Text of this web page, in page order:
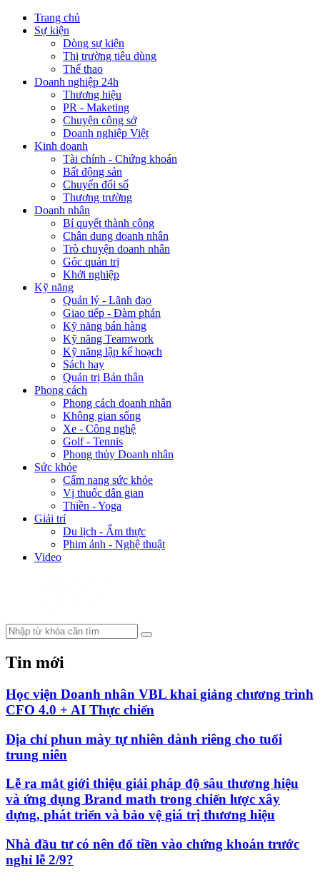
Trang chủ
Sự kiện
Dòng sự kiện
Thị trường tiêu dùng
Thể thao
Doanh nghiệp 24h
Thương hiệu
PR - Maketing
Chuyện công sở
Doanh nghiệp Việt
Kinh doanh
Tài chính - Chứng khoán
Bất động sản
Chuyển đổi số
Thương trường
Doanh nhân
Bí quyết thành công
Chân dung doanh nhân
Trò chuyện doanh nhân
Góc quản trị
Khởi nghiệp
Kỹ năng
Quản lý - Lãnh đạo
Giao tiếp - Đàm phán
Kỹ năng bán hàng
Kỹ năng Teamwork
Kỹ năng lập kế hoạch
Sách hay
Quản trị Bản thân
Phong cách
Phong cách doanh nhân
Không gian sống
Xe - Công nghệ
Golf - Tennis
Phong thủy Doanh nhân
Sức khỏe
Cẩm nang sức khỏe
Vị thuốc dân gian
Thiền - Yoga
Giải trí
Du lịch - Ẩm thực
Phim ảnh - Nghệ thuật
Video
Tin mới
Học viện Doanh nhân VBL khai giảng chương trình
CFO 4.0 + AI Thực chiến
Địa chỉ phun mày tự nhiên dành riêng cho tuổi
trung niên
Lễ ra mắt giới thiệu giải pháp độ sâu thương hiệu
và ứng dụng Brand math trong chiến lược xây
dựng, phát triển và bảo vệ giá trị thương hiệu
Nhà đầu tư có nên đổ tiền vào chứng khoán trước
nghỉ lễ 2/9?